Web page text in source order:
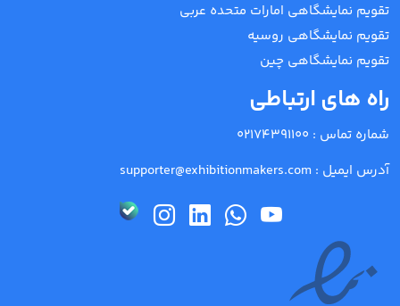
تقویم نمایشگاهی امارات متحده عربی
تقویم نمایشگاهی روسیه
تقویم نمایشگاهی چین
راه های ارتباطی
شماره تماس : 02174391100
آدرس ایمیل : supporter@exhibitionmakers.com